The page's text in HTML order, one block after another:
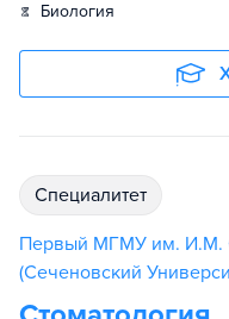
биология
специалитет
Первый МГМУ им. И.М.
(Сеченовский